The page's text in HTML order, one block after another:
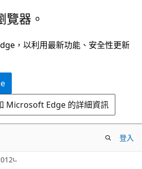
覽器。
，以利用最新功能、安全性更新
Microsoft Edge 的詳細資訊
登入